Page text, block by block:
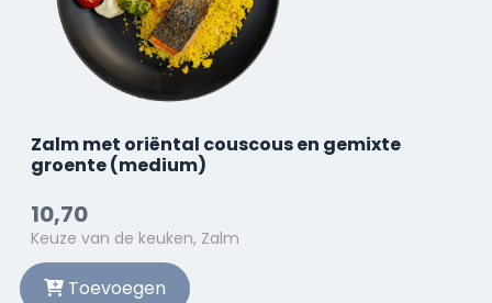
Zalm met oriëntal couscous en gemixte
groente (medium)
10,70
Keuze van de keuken, Zalm
Toevoegen